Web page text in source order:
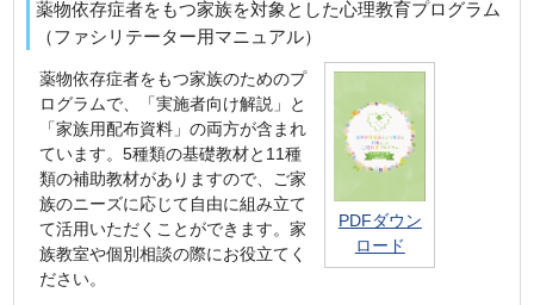
薬物依存症者をもつ家族を対象とした心理教育プログラム
（ファシリテーター用マニュアル）
薬物依存症者をもつ家族のためのプ
ログラムで、「実施者向け解説」と
「家族用配布資料」の両方が含まれ
ています。5種類の基礎教材と11種
類の補助教材がありますので、ご家
族のニーズに応じて自由に組み立て
て活用いただくことができます。家
族教室や個別相談の際にお役立てく
ださい。
PDFダウン
ロード